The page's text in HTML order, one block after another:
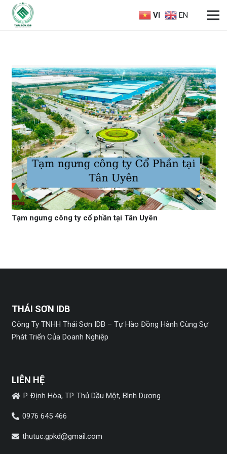
VI EN
Tạm ngưng công ty cổ phần tại Tân Uyên
THÁI SƠN IDB
Công Ty TNHH Thái Sơn IDB – Tự Hào Đồng Hành Cùng Sự
Phát Triển Của Doanh Nghiệp
LIÊN HỆ
P. Định Hòa, TP. Thủ Dầu Một, Bình Dương
0976 645 466
thutuc.gpkd@gmail.com